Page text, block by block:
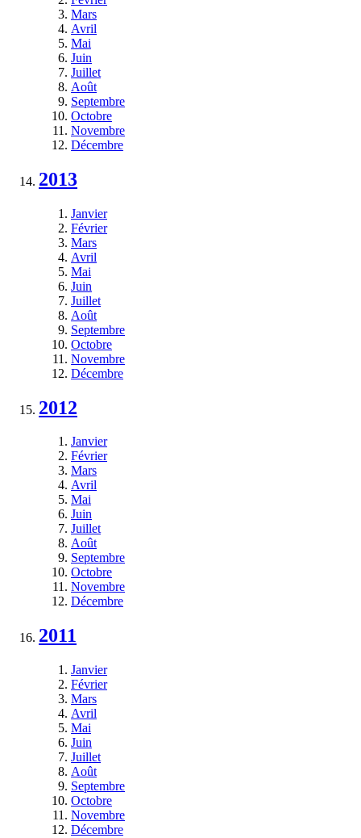
Mars
Avril
Mai
Juin
Juillet
Août
Septembre
Octobre
Novembre
Décembre
2013
Janvier
Février
Mars
Avril
Mai
Juin
Juillet
Août
Septembre
Octobre
Novembre
Décembre
2012
Janvier
Février
Mars
Avril
Mai
Juin
Juillet
Août
Septembre
Octobre
Novembre
Décembre
2011
Janvier
Février
Mars
Avril
Mai
Juin
Juillet
Août
Septembre
Octobre
Novembre
Décembre